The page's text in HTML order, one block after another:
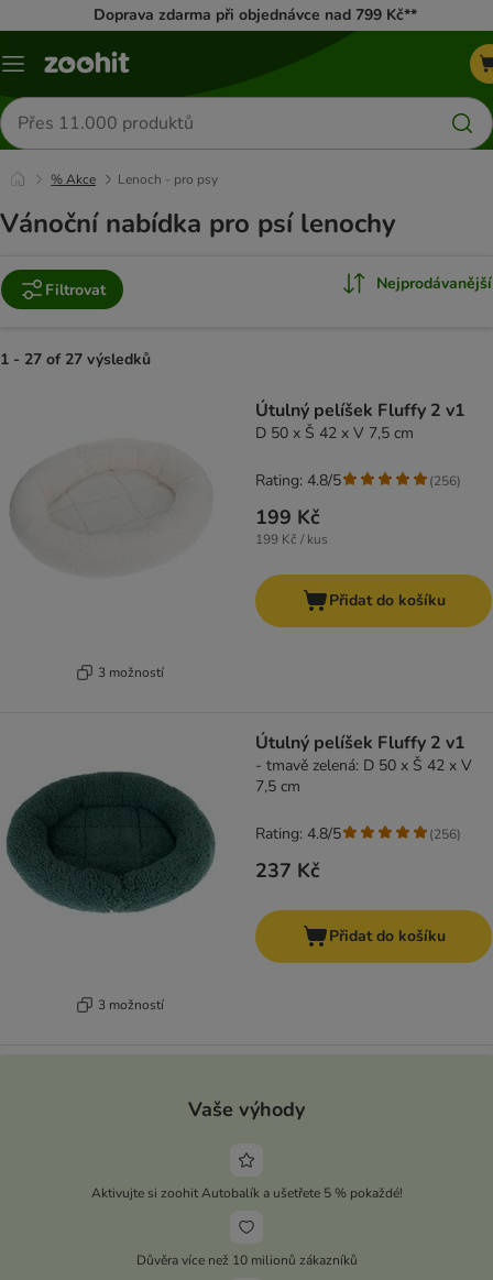
Doprava zdarma při objednávce nad 799 Kč**
Menu
Hledat
produkty
% Akce Lenoch - pro psy
Vánoční nabídka pro psí lenochy
Filtrovat Nejprodávanější
1 - 27 of 27 výsledků
3 možností
Útulný pelíšek Fluffy 2 v1
D 50 x Š 42 x V 7,5 cm
199 Kč
199 Kč / kus
Rating: 4.8/5 (256)
Přidat do košíku
3 možností
Útulný pelíšek Fluffy 2 v1
- tmavě zelená: D 50 x Š 42 x V
7,5 cm
237 Kč
Rating: 4.8/5 (256)
Přidat do košíku
Vaše výhody
Aktivujte si zoohit Autobalík a ušetřete 5 % pokaždé!
Důvěra více než 10 milionů zákazníků